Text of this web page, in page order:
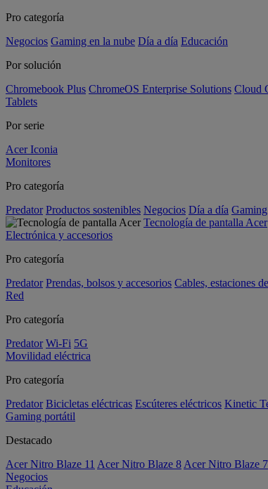
Pro categoría
Negocios Gaming en la nube Día a día Educación
Por solución
Chromebook Plus ChromeOS Enterprise Solutions Cloud
Tablets
Por serie
Acer Iconia
Monitores
Pro categoría
Predator Productos sostenibles Negocios Día a día Gaming
Tecnología de pantalla Acer
Electrónica y accesorios
Pro categoría
Predator Prendas, bolsos y accesorios Cables, estaciones
Red
Pro categoría
Predator Wi-Fi 5G
Movilidad eléctrica
Pro categoría
Predator Bicicletas eléctricas Escúteres eléctricos Kinetic
Gaming portátil
Destacado
Acer Nitro Blaze 11 Acer Nitro Blaze 8 Acer Nitro Blaze 7
Negocios